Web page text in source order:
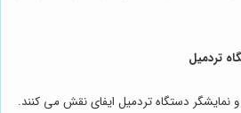
تردمیل
و نمایشگر دستگاه تردمیل ایفای نقش می کنند.